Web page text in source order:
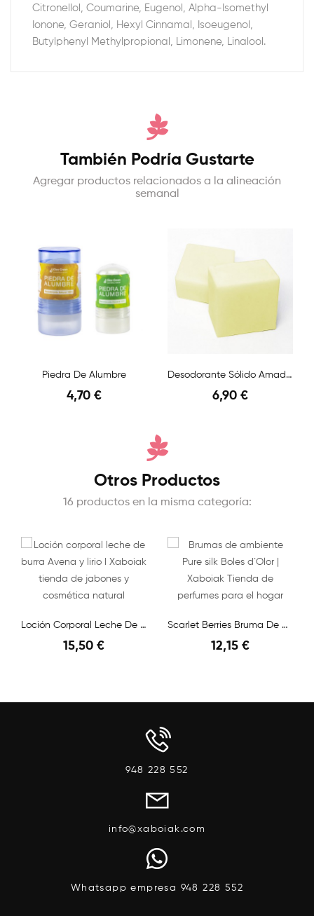
Citronellol, Coumarine, Eugenol, Alpha-Isomethyl
Ionone, Geraniol, Hexyl Cinnamal, Isoeugenol,
Butylphenyl Methylpropional, Limonene, Linalool.
También Podría Gustarte
Agregar productos relacionados a la alineación
semanal
Piedra De Alumbre
4,70 €
Desodorante Sólido Amaderado
6,90 €
Otros Productos
16 productos en la misma categoría:
Loción Corporal Leche De Burra Avena Y Lirio
15,50 €
Scarlet Berries Bruma De Ambiente
12,15 €
948 228 552
info@xaboiak.com
Whatsapp empresa 948 228 552